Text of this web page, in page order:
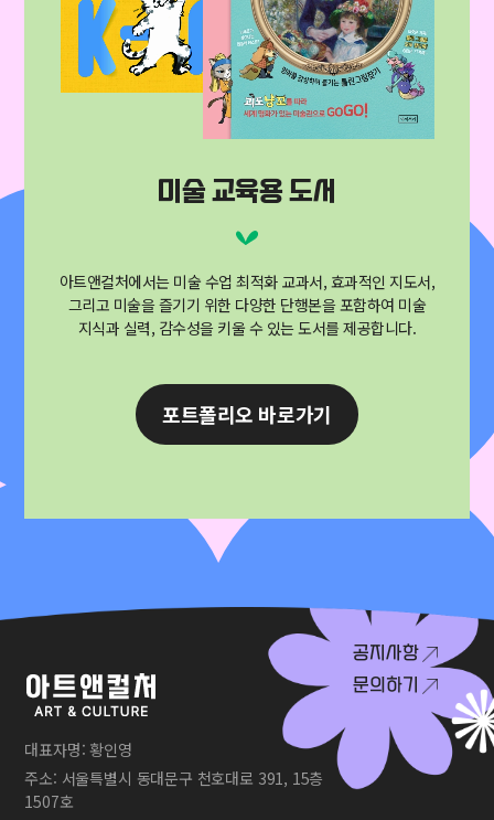
미술 교육용 도서
아트앤컬처에서는 미술 수업 최적화 교과서, 효과적인 지도서,
그리고 미술을 즐기기 위한 다양한 단행본을 포함하여 미술
지식과 실력, 감수성을 키울 수 있는 도서를 제공합니다.
포트폴리오 바로가기
대표자명: 황인영
주소: 서울특별시 동대문구 천호대로 391, 15층
1507호
공지사항
문의하기